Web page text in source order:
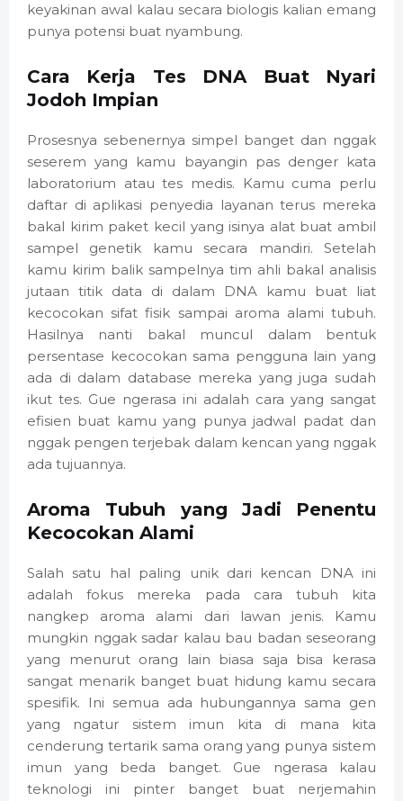
keyakinan awal kalau secara biologis kalian emang
punya potensi buat nyambung.
Cara Kerja Tes DNA Buat Nyari
Jodoh Impian
Prosesnya sebenernya simpel banget dan nggak
seserem yang kamu bayangin pas denger kata
laboratorium atau tes medis. Kamu cuma perlu
daftar di aplikasi penyedia layanan terus mereka
bakal kirim paket kecil yang isinya alat buat ambil
sampel genetik kamu secara mandiri. Setelah
kamu kirim balik sampelnya tim ahli bakal analisis
jutaan titik data di dalam DNA kamu buat liat
kecocokan sifat fisik sampai aroma alami tubuh.
Hasilnya nanti bakal muncul dalam bentuk
persentase kecocokan sama pengguna lain yang
ada di dalam database mereka yang juga sudah
ikut tes. Gue ngerasa ini adalah cara yang sangat
efisien buat kamu yang punya jadwal padat dan
nggak pengen terjebak dalam kencan yang nggak
ada tujuannya.
Aroma Tubuh yang Jadi Penentu
Kecocokan Alami
Salah satu hal paling unik dari kencan DNA ini
adalah fokus mereka pada cara tubuh kita
nangkep aroma alami dari lawan jenis. Kamu
mungkin nggak sadar kalau bau badan seseorang
yang menurut orang lain biasa saja bisa kerasa
sangat menarik banget buat hidung kamu secara
spesifik. Ini semua ada hubungannya sama gen
yang ngatur sistem imun kita di mana kita
cenderung tertarik sama orang yang punya sistem
imun yang beda banget. Gue ngerasa kalau
teknologi ini pinter banget buat nerjemahin